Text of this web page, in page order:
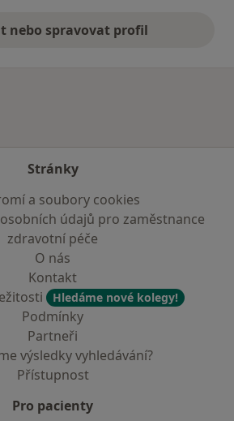
nebo spravovat profil
Stránky
a soubory cookies
údajů pro zaměstnance
zdravotní péče
O nás
Kontakt
Hledáme nové kolegy!
Podmínky
Partneři
výsledky vyhledávání?
Přístupnost
Pro pacienty